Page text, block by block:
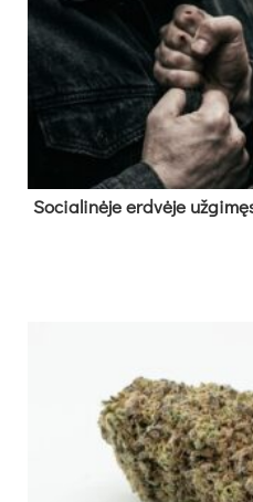
So­cia­li­nė­je erd­vė­je